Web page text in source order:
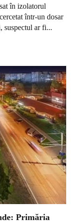
în izolatorul
într-un dosar
suspectul ar fi...
Primăria